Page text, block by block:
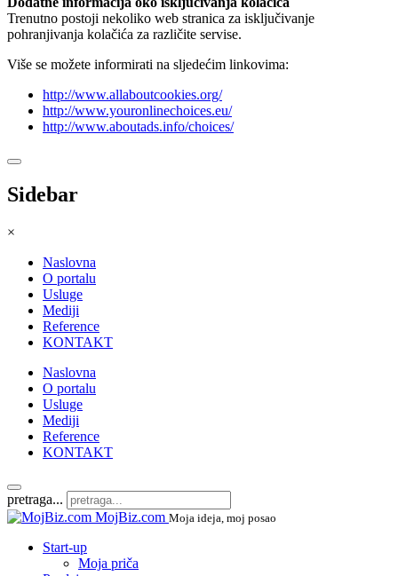
Trenutno postoji nekoliko web stranica za isključivanje
pohranjivanja kolačića za različite servise.
Više se možete informirati na sljedećim linkovima:
http://www.allaboutcookies.org/
http://www.youronlinechoices.eu/
http://www.aboutads.info/choices/
Sidebar
×
Naslovna
O portalu
Usluge
Mediji
Reference
KONTAKT
Naslovna
O portalu
Usluge
Mediji
Reference
KONTAKT
pretraga...
MojBiz.com Moja ideja, moj posao
Start-up
Moja priča